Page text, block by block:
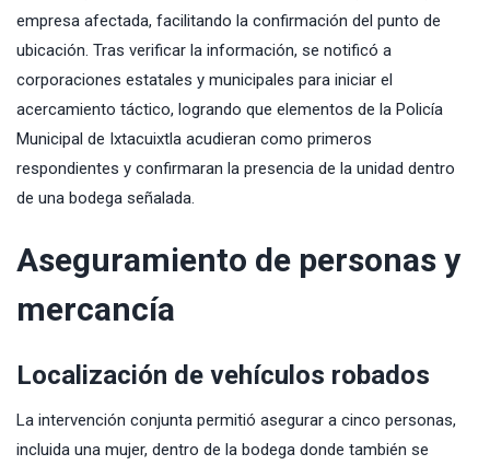
empresa afectada, facilitando la confirmación del punto de
ubicación. Tras verificar la información, se notificó a
corporaciones estatales y municipales para iniciar el
acercamiento táctico, logrando que elementos de la Policía
Municipal de Ixtacuixtla acudieran como primeros
respondientes y confirmaran la presencia de la unidad dentro
de una bodega señalada.
Aseguramiento de personas y
mercancía
Localización de vehículos robados
La intervención conjunta permitió asegurar a cinco personas,
incluida una mujer, dentro de la bodega donde también se